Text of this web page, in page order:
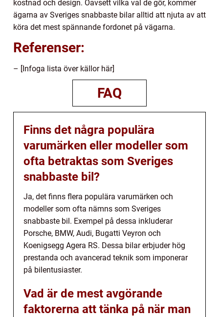
kostnad och design. Oavsett vilka val de gör, kommer
ägarna av Sveriges snabbaste bilar alltid att njuta av att
köra det mest spännande fordonet på vägarna.
Referenser:
– [Infoga lista över källor här]
FAQ
Finns det några populära
varumärken eller modeller som
ofta betraktas som Sveriges
snabbaste bil?
Ja, det finns flera populära varumärken och
modeller som ofta nämns som Sveriges
snabbaste bil. Exempel på dessa inkluderar
Porsche, BMW, Audi, Bugatti Veyron och
Koenigsegg Agera RS. Dessa bilar erbjuder hög
prestanda och avancerad teknik som imponerar
på bilentusiaster.
Vad är de mest avgörande
faktorerna att tänka på när man